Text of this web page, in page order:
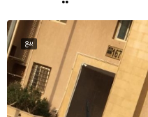
بيع